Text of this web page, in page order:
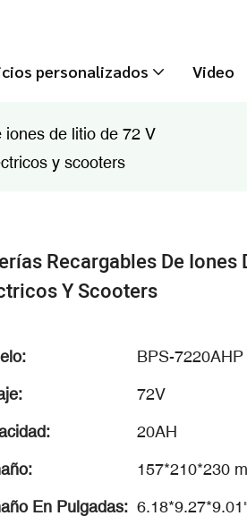
personalizados Video
iones de litio de 72 V
y scooters
Recargables De
Y Scooters
BPS-7220AHP
72V
20AH
157*210*230
En Pulgadas: